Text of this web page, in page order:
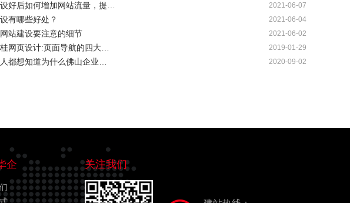
好后如何增加网站流量，提… 2021-06-07
有哪些好处？ 2021-06-04
站建设要注意的细节 2021-06-02
网页设计:页面导航的四大… 2019-01-29
都想知道为什么佛山企业… 2020-09-02
企 关注我们